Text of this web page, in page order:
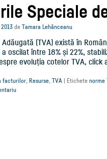
Speciale
de Tamara Lehănceanu
(TVA) există în
oscilat între 18% și 22%,
evoluția cotelor TVA, click
facturilor, Resurse, TVA | Etichete norme